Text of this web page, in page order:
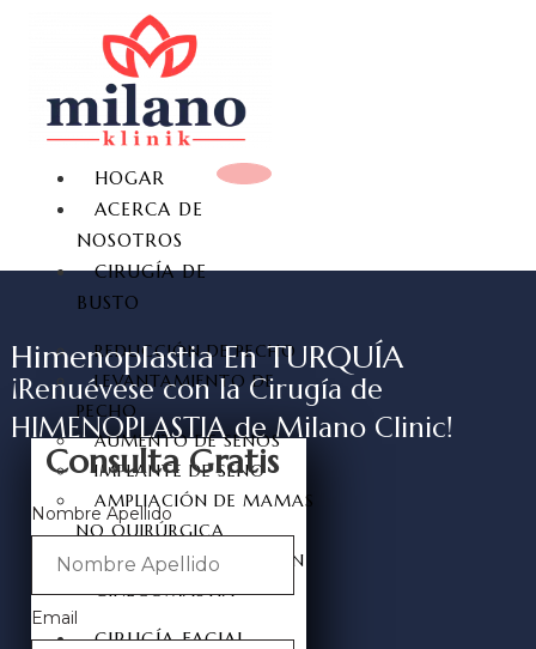
HOGAR
ACERCA DE
NOSOTROS
CIRUGÍA DE
BUSTO
REDUCCIÓN DE PECHO
LEVANTAMIENTO DE
PECHO
AUMENTO DE SENOS
IMPLANTE DE SENO
AMPLIACIÓN DE MAMAS
NO QUIRÚRGICA
REDUCCIÓN DEL PEZÓN
GINECOMASTIA
CIRUGÍA FACIAL
Himenoplastia En TURQUÍA
¡Renuévese con la Cirugía de
HIMENOPLASTIA de Milano Clinic!​
Consulta Gratis
Nombre Apellido
Email